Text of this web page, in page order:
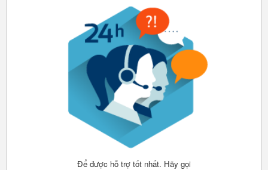
Để được hỗ trợ tốt nhất. Hãy gọi